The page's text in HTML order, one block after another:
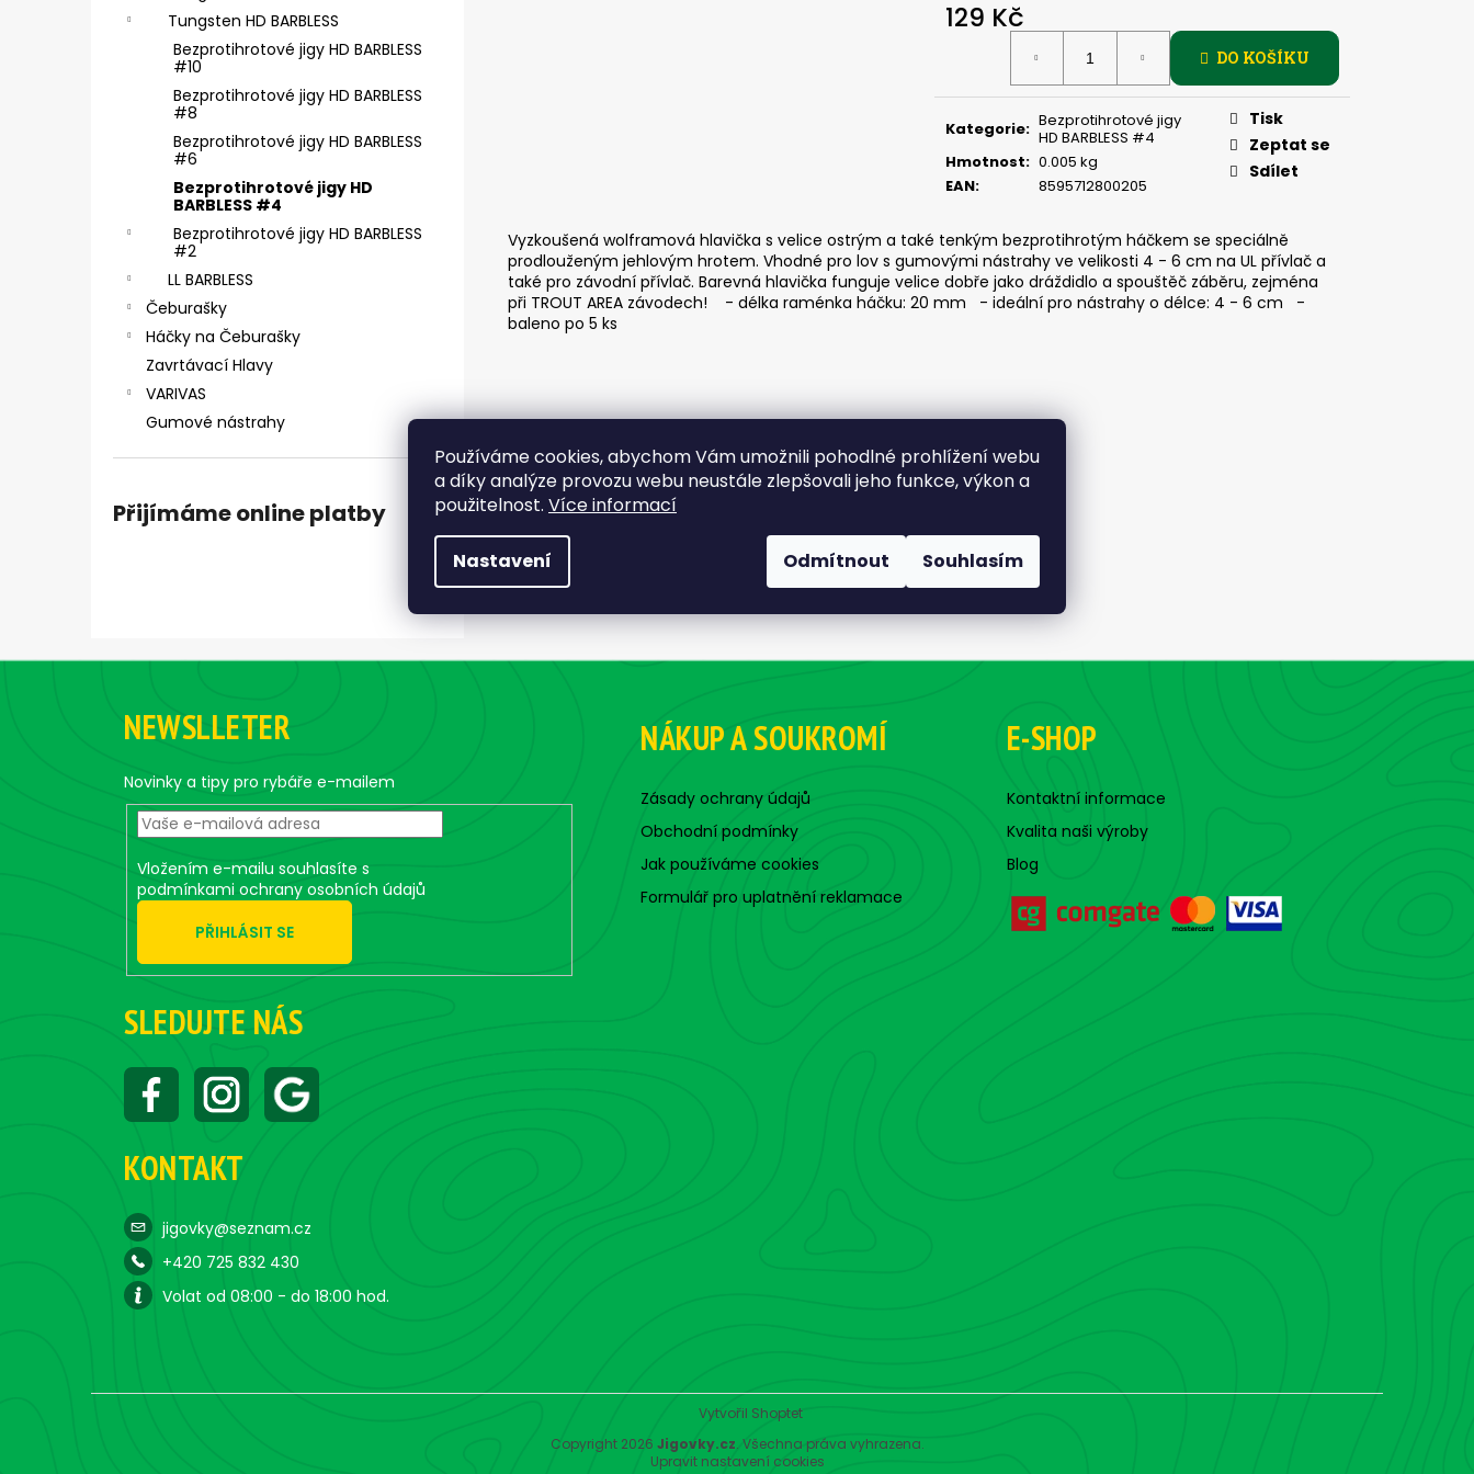
Používáme cookies, abychom Vám umožnili pohodlné prohlížení webu
a díky analýze provozu webu neustále zlepšovali jeho funkce, výkon a
použitelnost. Více informací
Nastavení Odmítnout Souhlasím
Tungsten HD BARBLESS
Bezprotihrotové jigy HD BARBLESS
#10
Bezprotihrotové jigy HD BARBLESS
#8
Bezprotihrotové jigy HD BARBLESS
#6
Bezprotihrotové jigy HD
BARBLESS #4
Bezprotihrotové jigy HD BARBLESS
#2
LL BARBLESS
Čeburašky
Háčky na Čeburašky
Zavrtávací Hlavy
VARIVAS
Gumové nástrahy
Přijímáme online platby
129 Kč
DO KOŠÍKU
Kategorie: Bezprotihrotové jigy
HD BARBLESS #4
Hmotnost: 0.005 kg
EAN: 8595712800205
Tisk
Zeptat se
Sdílet
Vyzkoušená wolframová hlavička s velice ostrým a také tenkým bezprotihrotým háčkem se speciálně
prodlouženým jehlovým hrotem. Vhodné pro lov s gumovými nástrahy ve velikosti 4 - 6 cm na UL přívlač a
také pro závodní přívlač. Barevná hlavička funguje velice dobře jako dráždidlo a spouštěč záběru, zejména
při TROUT AREA závodech! - délka raménka háčku: 20 mm - ideální pro nástrahy o délce: 4 - 6 cm -
baleno po 5 ks
ČIHÁTKO POD PRUT - 30 MM
ČIHÁTKO PŘED ŠPIČKU - KULIČKA 30 MM
Z
NEWSLLETER
Novinky a tipy pro rybáře e-mailem
Vložením e-mailu souhlasíte s
podmínkami ochrany osobních údajů
PŘIHLÁSIT SE
SLEDUJTE NÁS
KONTAKT
jigovky@seznam.cz
+420 725 832 430
Volat od 08:00 - do 18:00 hod.
NÁKUP A SOUKROMÍ
Zásady ochrany údajů
Obchodní podmínky
Jak používáme cookies
Formulář pro uplatnění reklamace
E-SHOP
Kontaktní informace
Kvalita naši výroby
Blog
Vytvořil Shoptet
Copyright 2026 Jigovky.cz. Všechna práva vyhrazena.
Upravit nastavení cookies